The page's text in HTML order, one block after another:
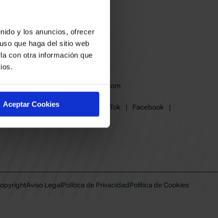
y los anuncios, ofrecer
que haga del sitio web
con otra información que
Aceptar Cookies
baskonia@baskonia.com
Instagram
TikTok | Facebook
|
Youtube
| Linkedin
Aviso LegalPolítica de PrivacidadPolítica de Cookies